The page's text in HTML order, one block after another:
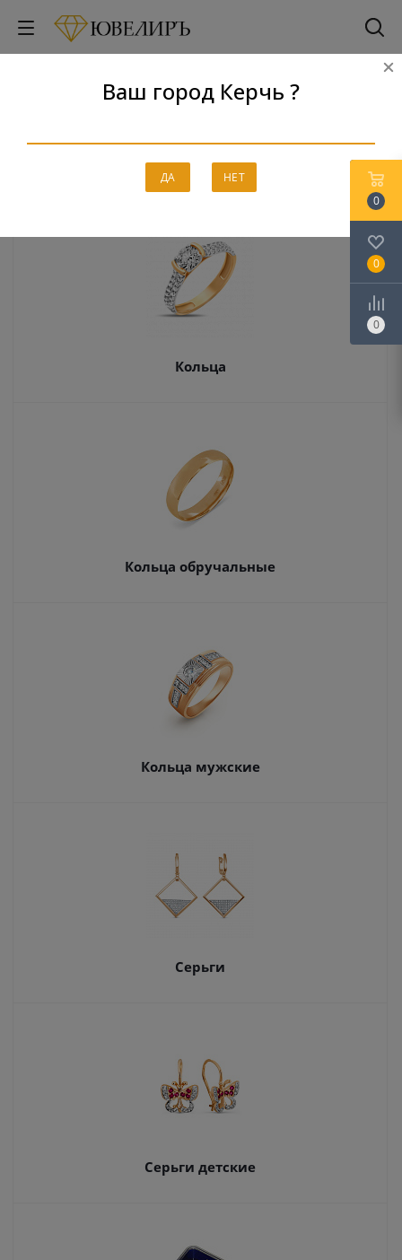
Ваш город Керчь ?
ДА НЕТ
Золото
Главная - Каталог - Золото
Кольца
Кольца обручальные
Кольца мужские
Серьги
Серьги детские
0
0
0